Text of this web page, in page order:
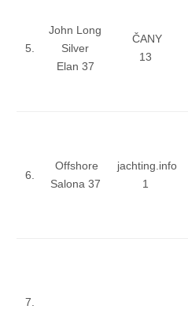
Technika lodí
Převzaté články ze zahraničí
5.
John Long
Silver
Elan 37
ČANY
13
6.
Offshore
Salona 37
jachting.info
1
7.